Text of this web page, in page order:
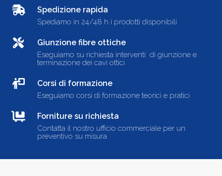
Spedizione rapida
Spediamo in 24/48 h i prodotti disponibili
Giunzione fibre ottiche
Eseguiamo su richiesta interventi di giunzione e
terminazione dei cavi ottici
Corsi di formazione
Eseguiamo corsi di formazione teorici e pratici
Forniture su richiesta
Contatta il nostro ufficio commerciale per un
preventivo su misura